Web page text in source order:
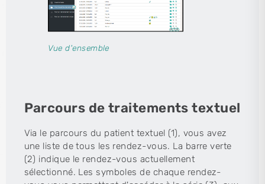
Vue d'ensemble
Parcours de traitements textuel
Via le parcours du patient textuel (1), vous avez
une liste de tous les rendez-vous. La barre verte
(2) indique le rendez-vous actuellement
sélectionné. Les symboles de chaque rendez-